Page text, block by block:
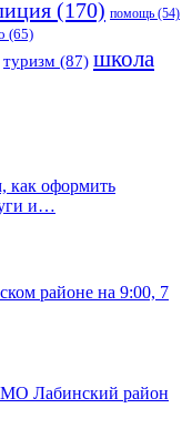
(170) помощь (54)
(65)
туризм (87) школа
как оформить
и…
районе на 9:00, 7
Лабинский район